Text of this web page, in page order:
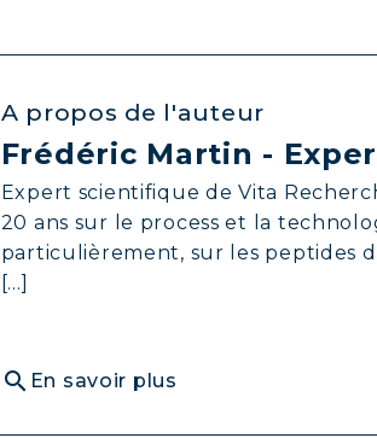
A propos de l'auteur
Frédéric Martin -
Expert scientifique de Vita
20 ans sur le process et la
particulièrement, sur les peptides
[...]
search En savoir plus